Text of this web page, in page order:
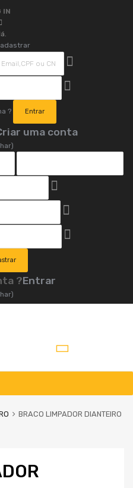
IN
?
uma conta
?Entrar
BRACO LIMPADOR DIANTEIRO